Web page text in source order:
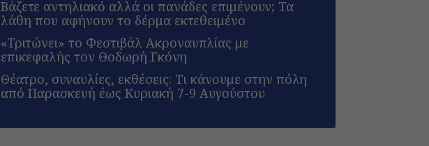
Βάζετε αντηλιακό αλλά οι πανάδες επιμένουν; Τα
λάθη που αφήνουν το δέρμα εκτεθειμένο
«Τριτώνει» το Φεστιβάλ Ακροναυπλίας με
επικεφαλής τον Θοδωρή Γκόνη
Θέατρο, συναυλίες, εκθέσεις: Τι κάνουμε στην πόλη
από Παρασκευή έως Κυριακή 7-9 Αυγούστου